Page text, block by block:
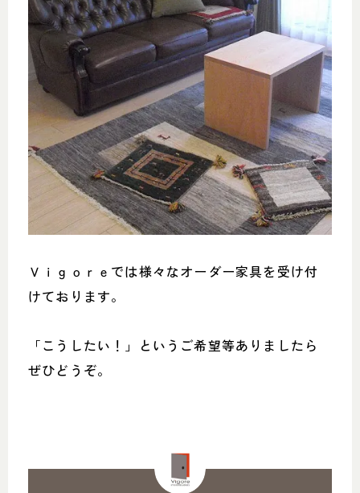
Ｖｉｇｏｒｅでは様々なオーダー家具を受け付
けております。
「こうしたい！」というご希望等ありましたら
ぜひどうぞ。